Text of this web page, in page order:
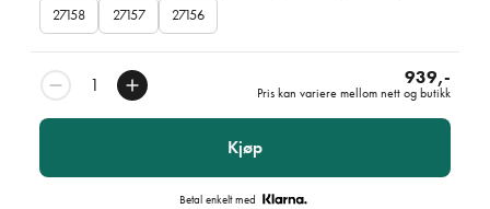
27158
27157 27156
939,-
Pris kan variere mellom nett og butikk
Kjøp
Betal enkelt med